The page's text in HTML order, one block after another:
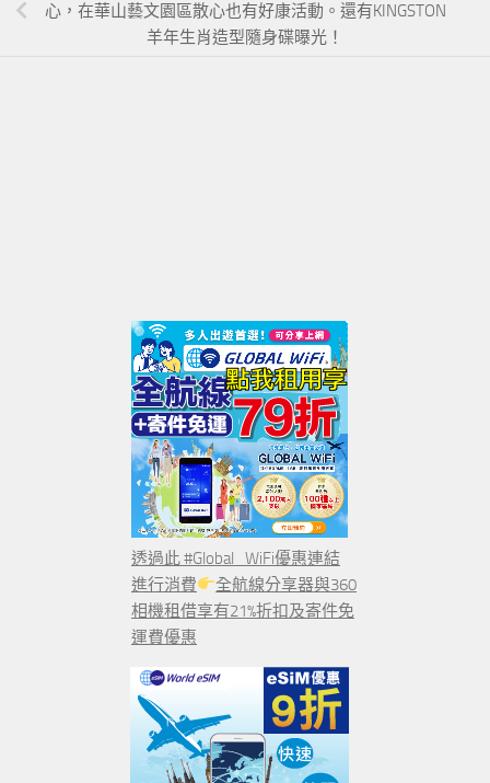
心，在華山藝文園區散心也有好康活動。還有KINGSTON
羊年生肖造型隨身碟曝光！
透過此 #Global_WiFi優惠連結
進行消費
全航線分享器與360
相機租借享有21%折扣及寄件免
運費優惠